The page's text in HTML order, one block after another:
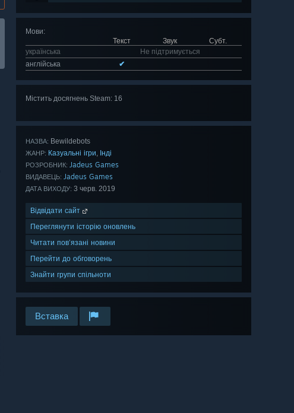
Мови:
Текст
Звук
Субт.
українська
Не підтримується
англійська
✔
Містить досягнень Steam: 16
НАЗВА: Bewildebots
ЖАНР: Казуальні ігри, Інді
РОЗРОБНИК: Jadeus Games
ВИДАВЕЦЬ: Jadeus Games
ДАТА ВИХОДУ: 3 черв. 2019
Відвідати сайт
Переглянути історію оновлень
Читати пов’язані новини
Перейти до обговорень
Знайти групи спільноти
Вставка